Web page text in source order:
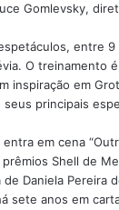
Gomlevsky,
entre
O treinamento
inspiração em
principais
em cena
Shell de
Daniela Pereira
sete anos em